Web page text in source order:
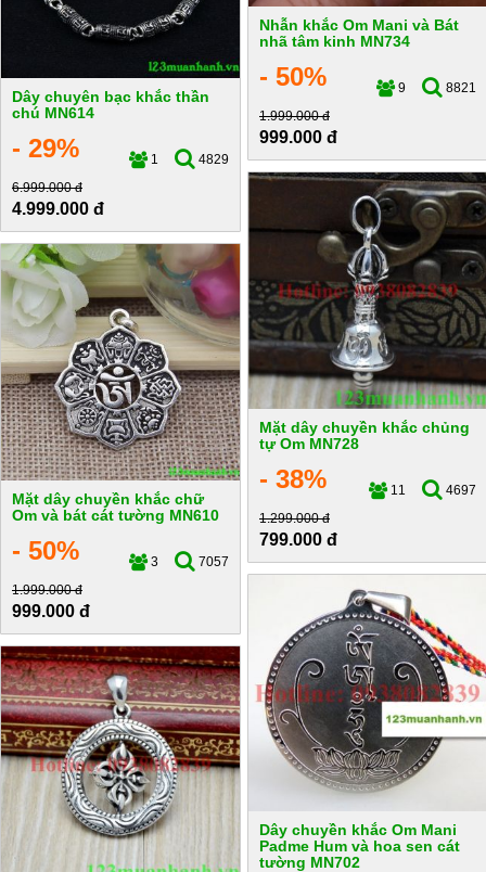
Nhẫn khắc Om Mani và Bát
nhã tâm kinh MN734
- 50% 9
8821
1.999.000 đ
999.000 đ
Dây chuyên bạc khắc thần
chú MN614
- 29% 1
4829
6.999.000 đ
4.999.000 đ
Mặt dây chuyền khắc chủng
tự Om MN728
- 38% 11
4697
1.299.000 đ
799.000 đ
Mặt dây chuyền khắc chữ
Om và bát cát tường MN610
- 50% 3
7057
1.999.000 đ
999.000 đ
Dây chuyền khắc Om Mani
Padme Hum và hoa sen cát
tường MN702